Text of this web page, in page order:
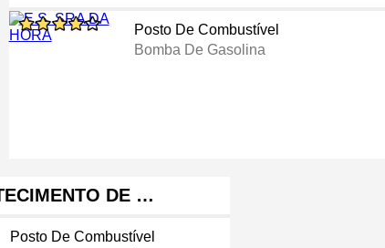
Posto De Combustível
Bomba De Gasolina
DE …
Posto De Combustível